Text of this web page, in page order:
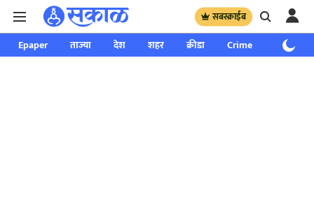
सबस्क्राईब
Epaper ताज्या देश शहर क्रीडा Crime साप्ताहिक